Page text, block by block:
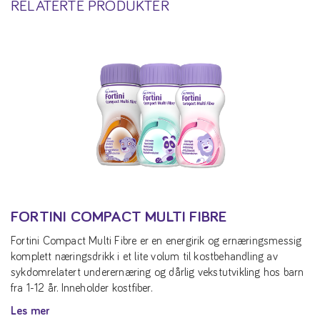
RELATERTE PRODUKTER
FORTINI COMPACT MULTI FIBRE
Fortini Compact Multi Fibre er en energirik og ernæringsmessig
komplett næringsdrikk i et lite volum til kostbehandling av
sykdomrelatert underernæring og dårlig vekstutvikling hos barn
fra 1-12 år. Inneholder kostfiber.
Les mer